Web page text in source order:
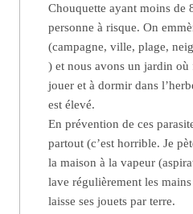
Chouquette ayant moins de
personne à risque. On
(campagne, ville, plage,
) et nous avons un jardin où
jouer et à dormir dans
est élevé.
En prévention de ces
partout (c’est horrible. Je
la maison à la vapeur
lave régulièrement les
laisse ses jouets par terre.